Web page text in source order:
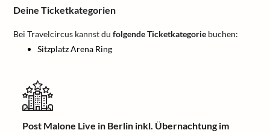
Deine Ticketkategorien
Bei Travelcircus kannst du folgende Ticketkategorie buchen:
Sitzplatz Arena Ring
Post Malone Live in Berlin inkl. Übernachtung im